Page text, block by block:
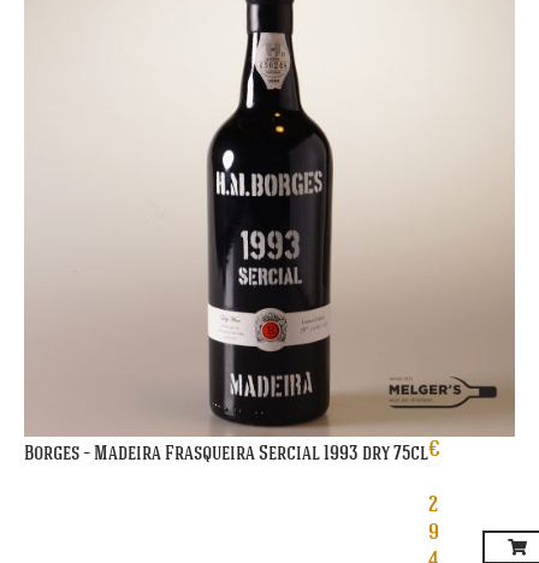
Borges – Madeira Frasqueira Sercial 1993 dry 75cl€
2
9